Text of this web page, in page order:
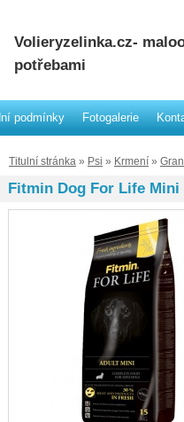
Volieryzelinka.cz-
potřebami
podmínky Fotogalerie
Titulní stránka » Psi » Krmení »
Fitmin Dog For Life Mini